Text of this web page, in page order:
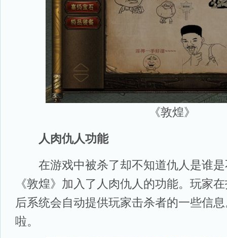
《敦煌》
人肉仇人功能
在游戏中被杀了却不知道仇人是谁是
《敦煌》加入了人肉仇人的功能。玩家
后系统会自动提供玩家击杀者的一些信
啦。